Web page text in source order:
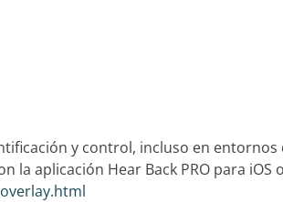
y control, incluso en entornos
aplicación Hear Back PRO para